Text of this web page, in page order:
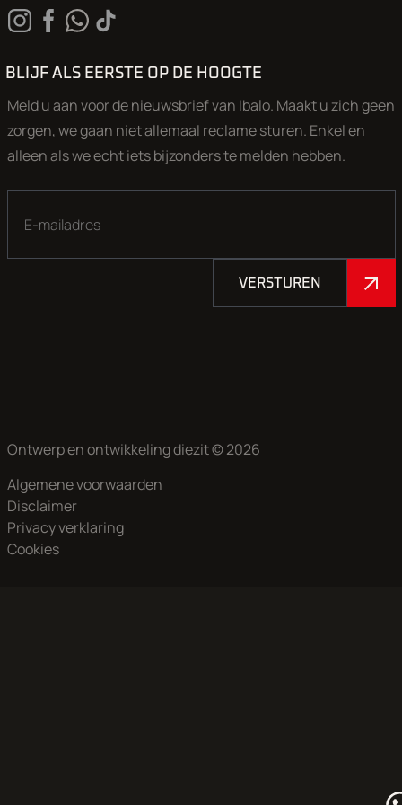
BLIJF ALS EERSTE OP DE HOOGTE
Meld u aan voor de nieuwsbrief van Ibalo. Maakt u zich geen
zorgen, we gaan niet allemaal reclame sturen. Enkel en
alleen als we echt iets bijzonders te melden hebben.
VERSTUREN
Ontwerp en ontwikkelingdiezit© 2026
Algemene voorwaarden
Disclaimer
Privacy verklaring
Cookies